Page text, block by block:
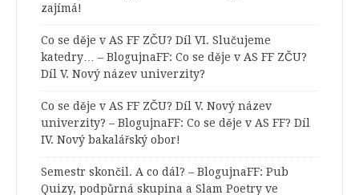
zajímá!
Co se děje v AS FF ZČU? Díl VI. Slučujeme
katedry… – BlogujnaFF: Co se děje v AS FF ZČU?
Díl V. Nový název univerzity?
Co se děje v AS FF ZČU? Díl V. Nový název
univerzity? – BlogujnaFF: Co se děje v AS FF? Díl
IV. Nový bakalářský obor!
Semestr skončil. A co dál? – BlogujnaFF: Pub
Quizy, podpůrná skupina a Slam Poetry ve